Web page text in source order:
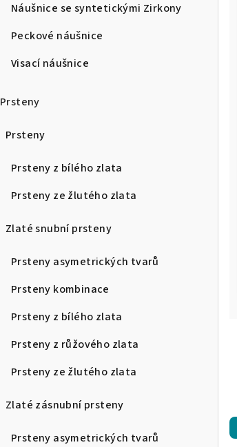
Náušnice se syntetickými Zirkony
Peckové náušnice
Visací náušnice
Prsteny
Prsteny
Prsteny z bílého zlata
Prsteny ze žlutého zlata
Zlaté snubní prsteny
Prsteny asymetrických tvarů
Prsteny kombinace
Prsteny z bílého zlata
Prsteny z růžového zlata
Prsteny ze žlutého zlata
Zlaté zásnubní prsteny
Prsteny asymetrických tvarů